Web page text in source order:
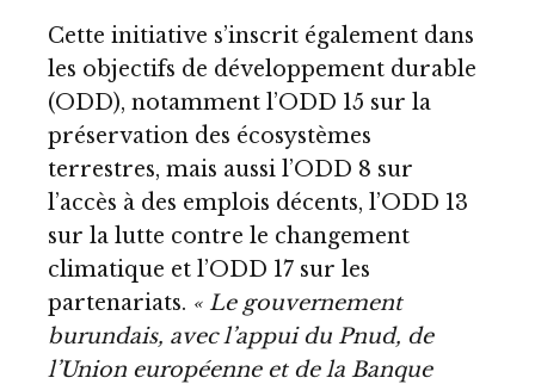
Cette initiative s’inscrit également dans
les objectifs de développement durable
(ODD), notamment l’ODD 15 sur la
préservation des écosystèmes
terrestres, mais aussi l’ODD 8 sur
l’accès à des emplois décents, l’ODD 13
sur la lutte contre le changement
climatique et l’ODD 17 sur les
partenariats. « Le gouvernement
burundais, avec l’appui du Pnud, de
l’Union européenne et de la Banque